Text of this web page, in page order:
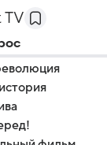
TV